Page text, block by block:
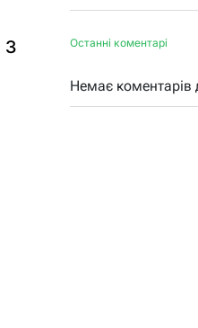
Останні коментарі
Немає коментарів